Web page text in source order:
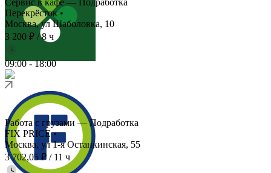
Сервис в кафе — Подработка
Перекрёсток•
Москва, ул Шаболовка, 10
3 200 ₽ /8 ч
09:00-18:00
Работа с грузами — Подработка
FIX PRICE•
Москва, ул 1-я Останкинская, 55
3 702,05 ₽ / 11 ч